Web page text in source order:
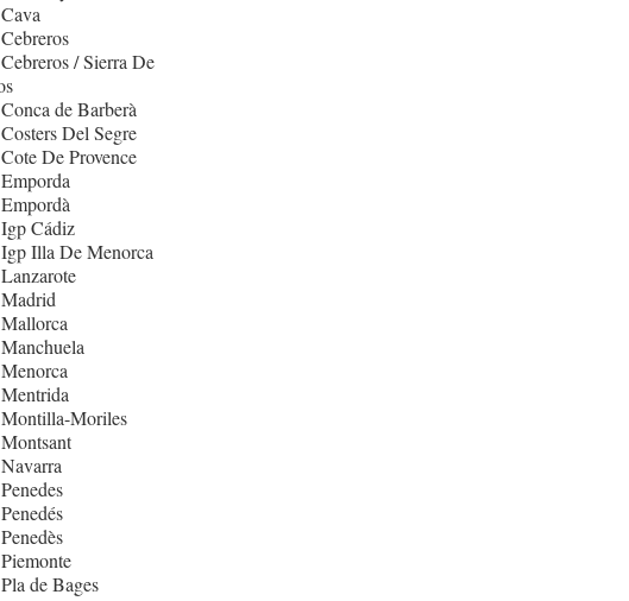
/ Sierra De
de Barberà
Del Segre
De Provence
Cádiz
Illa De Menorca
Moriles
de Bages